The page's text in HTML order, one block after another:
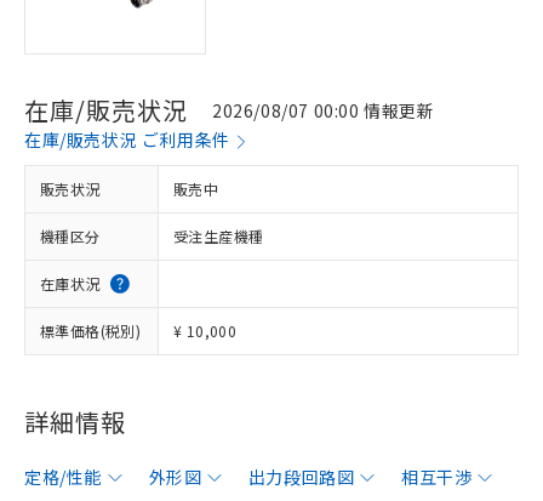
在庫/販売状況
2026/08/07 00:00 情報更新
在庫/販売状況 ご利用条件
販売状況 販売中
機種区分 受注生産機種
在庫状況
標準価格(税別) ¥ 10,000
詳細情報
定格/性能 外形図 出力段回路図
相互干渉